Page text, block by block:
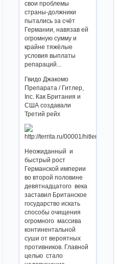
свои проблемы
страны-должники
пытались за счёт
Германии, навязав ей
огромную сумму и
крайне тяжёлые
условия выплаты
репараций...
Гвидо Джакомо
Препарата / Гитлер,
Inc. Как Британия и
США создавали
Третий рейх
Неожиданный и
быстрый рост
Германской империи
во второй половине
девятнадцатого века
заставил Британское
государство искать
способы очищения
огромного массива
континентальной
суши от вероятных
противников. Главной
целью стало